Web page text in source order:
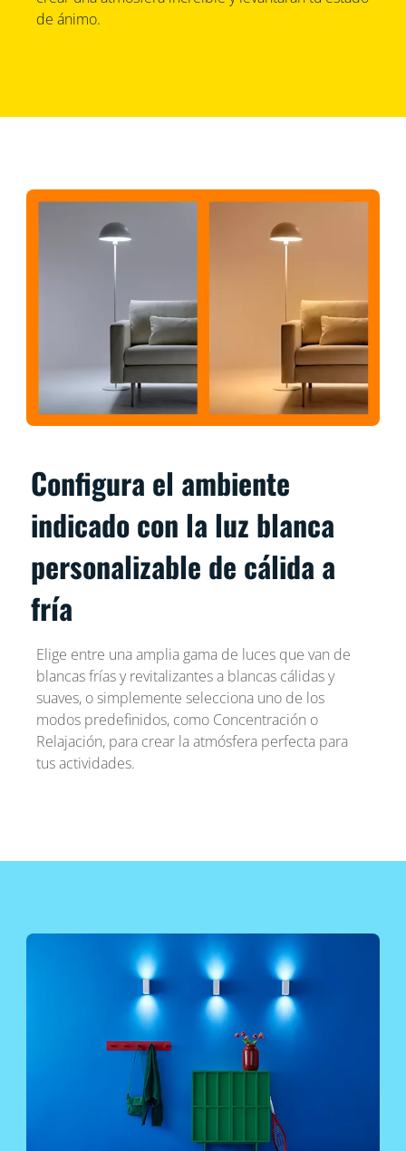
de ánimo.
Configura el ambiente
indicado con la luz blanca
personalizable de cálida a
fría
Elige entre una amplia gama de luces que van de
blancas frías y revitalizantes a blancas cálidas y
suaves, o simplemente selecciona uno de los
modos predefinidos, como Concentración o
Relajación, para crear la atmósfera perfecta para
tus actividades.